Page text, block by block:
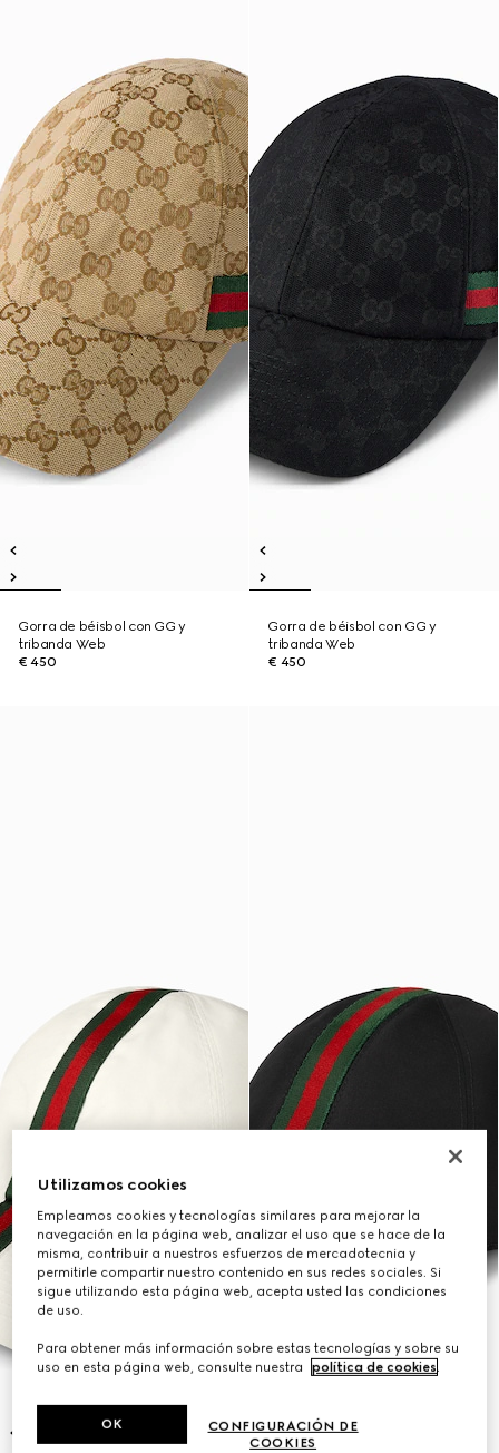
Gorra de béisbol con GG y
tribanda Web
€ 450
Gorra de béisbol con GG y
tribanda Web
€ 450
Utilizamos cookies
Empleamos cookies y tecnologías similares para mejorar la
navegación en la página web, analizar el uso que se hace de la
misma, contribuir a nuestros esfuerzos de mercadotecnia y
permitirle compartir nuestro contenido en sus redes sociales. Si
sigue utilizando esta página web, acepta usted las condiciones
de uso.
Para obtener más información sobre estas tecnologías y sobre su
uso en esta página web, consulte nuestra
política de cookies.
CONFIGURACIÓN DE
COOKIES
OK